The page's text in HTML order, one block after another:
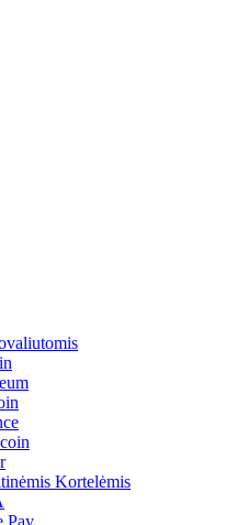
Kortelėmis
Pay